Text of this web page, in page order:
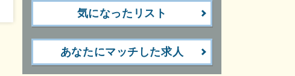
気になったリスト
あなたにマッチした求人